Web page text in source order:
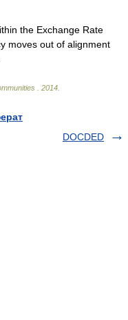
the Exchange Rate
moves out of alignment
2014
DOCDED